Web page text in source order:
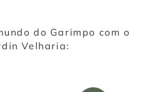
do Garimpo com o
Velharia: